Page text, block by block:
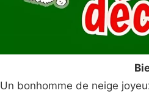
Un bonhomme de neige